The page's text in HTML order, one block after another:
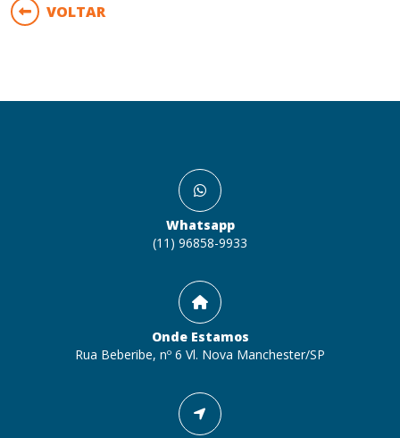
VOLTAR
Whatsapp
(11) 96858-9933
Onde Estamos
Rua Beberibe, nº 6 Vl. Nova Manchester/SP